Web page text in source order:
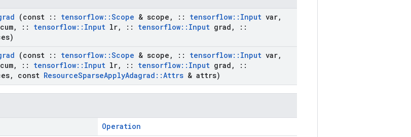
(const :: tensorflow::Scope & scope , :: tensorflow:: Input var,
, :: tensorflow:: Input lr, :: tensorflow:: Input grad ,
::
(const :: tensorflow::Scope & scope , :: tensorflow:: Input var,
, :: tensorflow:: Input lr, :: tensorflow:: Input grad ,
::
, const ResourceSparseApplyAdagrad ::Attrs & attrs)
Operation